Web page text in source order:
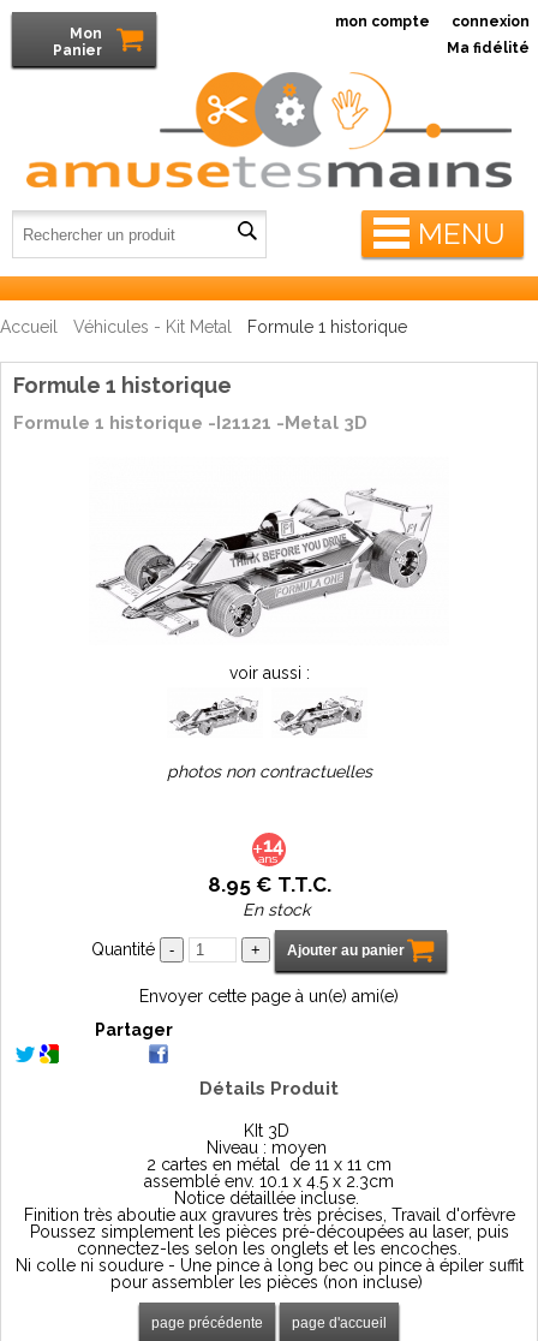
MENU
mon compte connexion
Mon
Panier
Ma fidélité
Accueil Véhicules - Kit Metal Formule 1 historique
Formule 1 historique
Formule 1 historique -I21121 -Metal 3D
voir aussi :
photos non contractuelles
8.95€ T.T.C.
En stock
Quantité
Envoyer cette page à un(e) ami(e)
Partager
Détails Produit
KIt 3D
Niveau : moyen
2 cartes en métal de 11 x 11 cm
assemblé env. 10.1 x 4.5 x 2.3cm
Notice détaillée incluse.
Finition très aboutie aux gravures très précises, Travail d'orfèvre
Poussez simplement les pièces pré-découpées au laser, puis
connectez-les selon les onglets et les encoches.
Ni colle ni soudure - Une pince à long bec ou pince à épiler suffit
pour assembler les pièces (non incluse)